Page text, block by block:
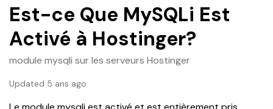
Est-ce Que MySQLi Est
Activé à Hostinger?
module mysqli sur les serveurs Hostinger
Updated 5 ans ago